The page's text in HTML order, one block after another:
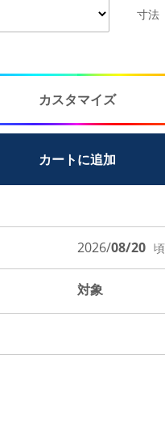
寸法
カスタマイズ
カートに追加
2026/08/20 頃
対象
￥5,400